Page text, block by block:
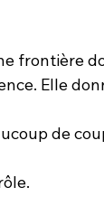
frontière
Elle
de